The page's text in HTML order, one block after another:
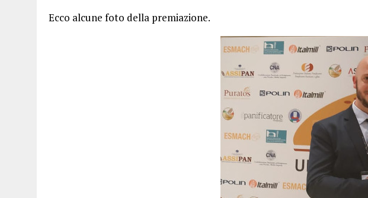
Ecco alcune foto della premiazione.